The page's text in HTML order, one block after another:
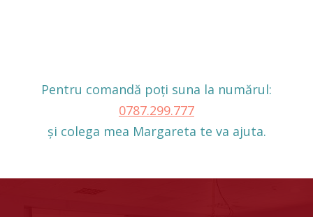
Pentru comandă poți suna la numărul:
0787 .299. 777
și colega mea Margareta te va ajuta.